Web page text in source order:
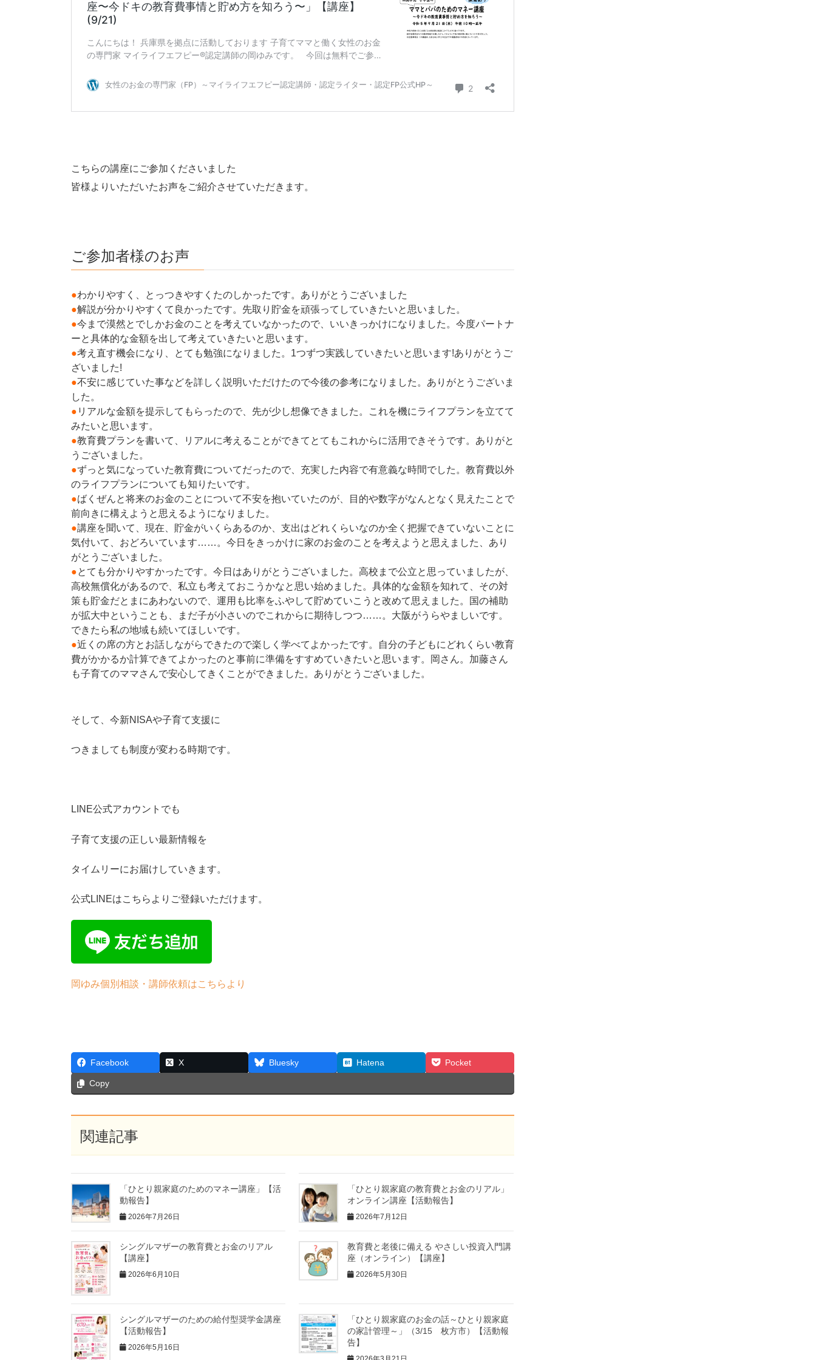
こちらの講座にご参加くださいました
皆様よりいただいたお声をご紹介させていただきます。
ご参加者様のお声
●わかりやすく、とっつきやすくたのしかったです。ありがとうございました
●解説が分かりやすくて良かったです。先取り貯金を頑張ってしていきたいと思いました。
●今まで漠然とでしかお金のことを考えていなかったので、いいきっかけになりました。今度パートナ
ーと具体的な金額を出して考えていきたいと思います。
●考え直す機会になり、とても勉強になりました。1つずつ実践していきたいと思います!ありがとうご
ざいました!
●不安に感じていた事などを詳しく説明いただけたので今後の参考になりました。ありがとうございま
した。
● リアルな金額を提示してもらったので、先が少し想像できました。これを機にライフプランを立てて
みたいと思います。
​●教育費プランを書いて、リアルに考えることができてとてもこれからに活用できそうです。ありがと
うございました。
●ずっと気になっていた教育費についてだったので、充実した内容で有意義な時間でした。教育費以外
のライフプランについても知りたいです。
●ばくぜんと将来のお金のことについて不安を抱いていたのが、目的や数字がなんとなく見えたことで
前向きに構えようと思えるようになりました。
●講座を聞いて、現在、貯金がいくらあるのか、支出はどれくらいなのか全く把握できていないことに
気付いて、おどろいています……。今日をきっかけに家のお金のことを考えようと思えました、あり
がとうございました。
●とても分かりやすかったです。今日はありがとうございました。高校まで公立と思っていましたが、
高校無償化があるので、私立も考えておこうかなと思い始めました。具体的な金額を知れて、その対
策も貯金だとまにあわないので、運用も比率をふやして貯めていこうと改めて思えました。国の補助
が拡大中ということも、まだ子が小さいのでこれからに期待しつつ……。大阪がうらやましいです。
できたら私の地域も続いてほしいです。
●近くの席の方とお話しながらできたので楽しく学べてよかったです。自分の子どもにどれくらい教育
費がかかるか計算できてよかったのと事前に準備をすすめていきたいと思います。岡さん。加藤さん
も子育てのママさんで安心してきくことができました。ありがとうございました。
そして、今新NISAや子育て支援に
つきましても制度が変わる時期です。
LINE公式アカウントでも
子育て支援の正しい最新情報を
タイムリーにお届けしていきます。
公式LINEはこちらよりご登録いただけます。
岡ゆみ個別相談・講師依頼はこちらより
Facebook X Bluesky Hatena Pocket
Copy
関連記事
「ひとり親家庭のためのマネー講座」【活
動報告】
2026年7月26日
「ひとり親家庭の教育費とお金のリアル」
オンライン講座【活動報告】
2026年7月12日
シングルマザーの教育費とお金のリアル
【講座】
2026年6月10日
教育費と老後に備える やさしい投資入門講
座（オンライン）【講座】
2026年5月30日
シングルマザーのための給付型奨学金講座
【活動報告】
2026年5月16日
「ひとり親家庭のお金の話～ひとり親家庭
の家計管理～」（3/15 枚方市）【活動報
告】